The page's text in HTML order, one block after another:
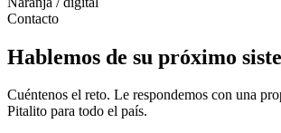
Contacto
Hablemos de su próximo
Cuéntenos el reto. Le respondemos con una
Pitalito para todo el país.